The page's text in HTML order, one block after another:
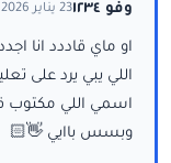
وفو ١٢٣٤ 23 يناير 2026
او ماي قاددد انا
اللي يبي يرد على
اسمي اللي مكتوب
وبسس باايي 👋🏻